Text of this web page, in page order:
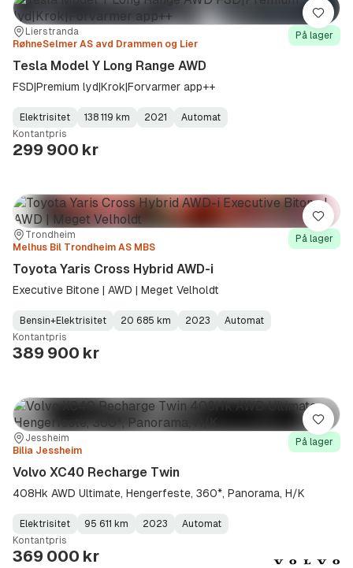
Sted:Lierstranda
Forhandler:
RøhneSelmer AS avd Drammen og Lier
På lager
Tesla Model Y Long Range AWD
FSD|Premium lyd|Krok|Forvarmer app++
Fuel
Type:
Elektrisitet
Kilometerstand:
138 119 km
Model
Year:
2021
Gearbox
Type:
Automat
Kontantpris
299 900 kr
Lagre
Sted:Trondheim
Forhandler:
Melhus Bil Trondheim AS MBS
På lager
Toyota Yaris Cross Hybrid AWD-i
Executive Bitone | AWD | Meget Velholdt
Fuel
Type:
Bensin+Elektrisitet
Kilometerstand: 20 685 km
Model
Year:
2023
Gearbox
Type:
Automat
Kontantpris
389 900 kr
Lagre
Sted:Jessheim
Forhandler:
Bilia Jessheim
På lager
Volvo XC40 Recharge Twin
408Hk AWD Ultimate, Hengerfeste, 360*, Panorama, H/K
Fuel
Type:
Elektrisitet
Kilometerstand:
95 611 km
Model
Year:
2023
Gearbox
Type:
Automat
Kontantpris
369 000 kr
Lagre